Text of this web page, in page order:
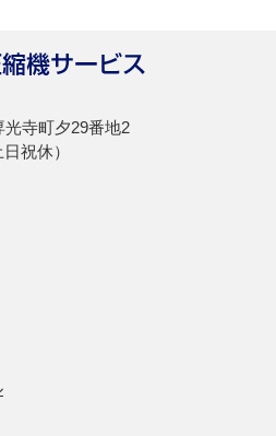
光寺町夕29番地2
祝休）